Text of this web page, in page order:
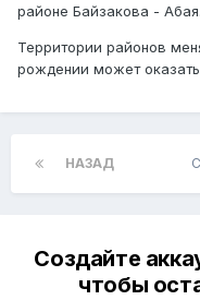
районе Байзакова - Абая.
Территории районов
рождении может
НАЗАД
Создайте
чтобы